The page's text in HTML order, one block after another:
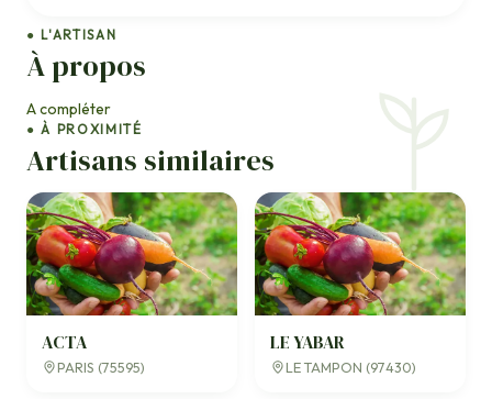
● L'ARTISAN
À propos
A compléter
● À PROXIMITÉ
Artisans similaires
ACTA
PARIS (75595)
LE YABAR
LE TAMPON (97430)